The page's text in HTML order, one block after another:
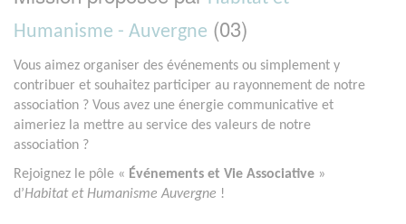
Humanisme - Auvergne (03)
Vous aimez organiser des événements ou simplement y
contribuer et souhaitez participer au rayonnement de notre
association ? Vous avez une énergie communicative et
aimeriez la mettre au service des valeurs de notre
association ?
Rejoignez le pôle « Événements et Vie Associative »
d’Habitat et Humanisme Auvergne !